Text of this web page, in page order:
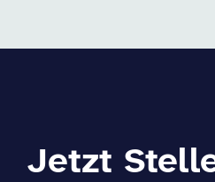
Jetzt